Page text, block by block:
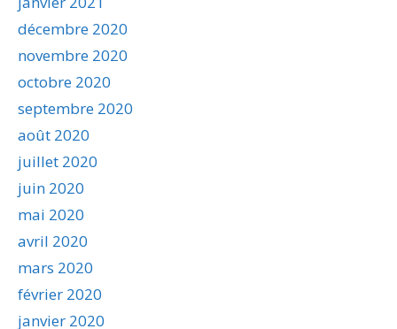
décembre 2020
novembre 2020
octobre 2020
septembre 2020
août 2020
juillet 2020
juin 2020
mai 2020
avril 2020
mars 2020
février 2020
janvier 2020